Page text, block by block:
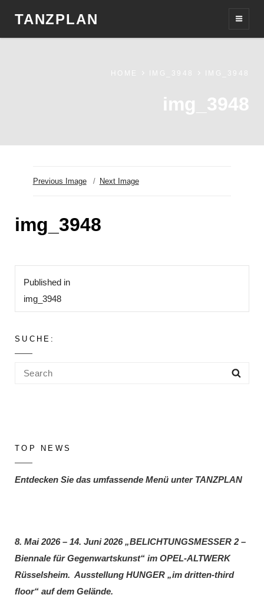
TANZPLAN
HOME IMG_3948 IMG_3948
img_3948
Previous Image Next Image
img_3948
Beitragsnavigation
Published in
img_3948
SUCHE:
Search
TOP NEWS
Entdecken Sie das umfassende Menü unter TANZPLAN
8. Mai 2026 – 14. Juni 2026 „BELICHTUNGSMESSER 2 –
Biennale für Gegenwartskunst“ im OPEL-ALTWERK
Rüsselsheim. Ausstellung HUNGER „im dritten-third
floor“ auf dem Gelände.